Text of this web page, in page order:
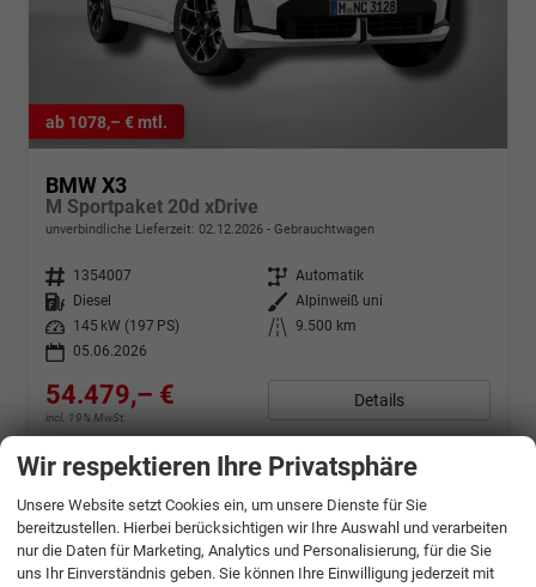
ab 1078,– € mtl.
BMW X3
M Sportpaket 20d xDrive
unverbindliche Lieferzeit: 02.12.2026 Gebrauchtwagen
Fahrzeugnr. 1354007 Getriebe Automatik
Kraftstoff
Diesel Außenfarbe Alpinweiß uni
Leistung
145 kW (197 PS) Kilometerstand
9.500 km
05.06.2026
54.479,– €
incl. 19% MwSt.
Details
CO2-Klasse: F
-Emissionen:
Wir respektieren Ihre Privatsphäre
Unsere Website setzt Cookies ein, um unsere Dienste für Sie
bereitzustellen. Hierbei berücksichtigen wir Ihre Auswahl und verarbeiten
nur die Daten für Marketing, Analytics und Personalisierung, für die Sie
uns Ihr Einverständnis geben. Sie können Ihre Einwilligung jederzeit mit